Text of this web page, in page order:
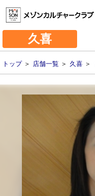
久喜
トップ＞ 店舗一覧 ＞ 久喜 ＞